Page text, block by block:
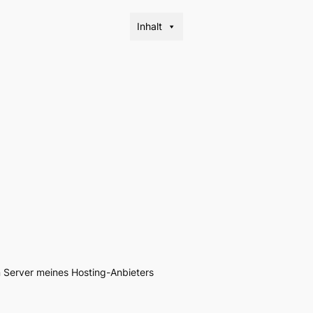
Inhalt
meines Hosting-Anbieters